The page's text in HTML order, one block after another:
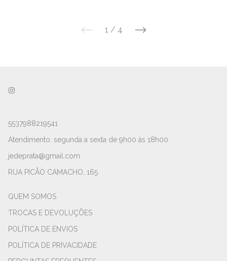
1 / 4
5537988219541
Atendimento: segunda a sexta de 9h00 às 18h00
jedeprata@gmail.com
RUA PICÃO CAMACHO, 165
QUEM SOMOS
TROCAS E DEVOLUÇÕES
POLÍTICA DE ENVIOS
POLÍTICA DE PRIVACIDADE